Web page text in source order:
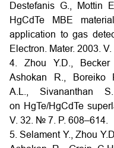
Destefanis G., Mottin
HgCdTe MBE
application to gas
Electron. Mater. 2003.
4. Zhou Y.D., Becker
Ashokan R., Boreiko
A.L., Sivananthan
on HgTe/HgCdTe
V. 32. № 7. P. 608–614.
5. Selament Y., Zhou